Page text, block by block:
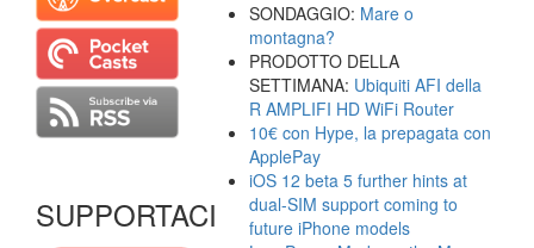
SUPPORTACI
SONDAGGIO: Mare o
montagna?
PRODOTTO DELLA
SETTIMANA: Ubiquiti AFI della
R AMPLIFI HD WiFi Router
10€ con Hype, la prepagata con
ApplePay
iOS 12 beta 5 further hints at
dual-SIM support coming to
future iPhone models